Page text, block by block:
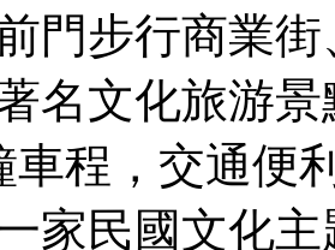
門步行商業
名文化旅游
車程，交通便
民國文化主